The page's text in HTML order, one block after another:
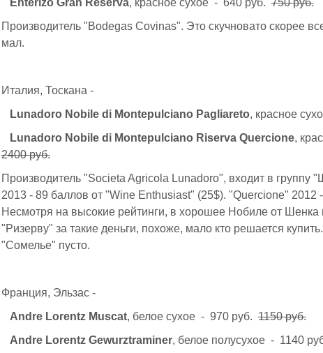
Enterizo Gran Reserva, красное сухое - 640 руб.750 руб.
Производитель "Bodegas Covinas". Это скучновато скорее
мал.
Италия, Тоскана -
Lunadoro Nobile di Montepulciano Pagliareto, красное
Lunadoro Nobile di Montepulciano Riserva Quercione,
2400 руб.
Производитель "Societa Agricola Lunadoro", входит в группу
2013 - 89 баллов от "Wine Enthusiast" (25$). "Quercione" 2012
Несмотря на высокие рейтинги, в хорошее Нобиле от Шенка
"Ризерву" за такие деньги, похоже, мало кто решается
"Сомелье" пусто.
Франция, Эльзас -
Andre Lorentz Muscat, белое сухое - 970 руб.1150 руб.
Andre Lorentz Gewurztraminer, белое полусухое - 1140